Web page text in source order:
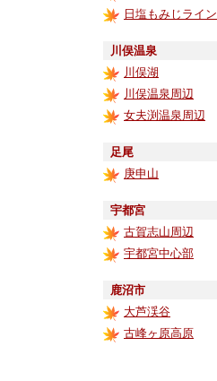
日塩もみじライン
川俣温泉
川俣湖
川俣温泉周辺
女夫渕温泉周辺
足尾
庚申山
宇都宮
古賀志山周辺
宇都宮中心部
鹿沼市
大芦渓谷
古峰ヶ原高原